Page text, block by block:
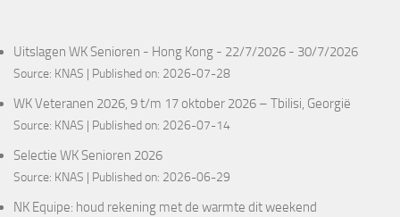
Uitslagen WK Senioren - Hong Kong - 22/7/2026 - 30/7/2026
Source: KNAS Published on: 2026-07-28
WK Veteranen 2026, 9 t/m 17 oktober 2026 – Tbilisi, Georgië
Source: KNAS Published on: 2026-07-14
Selectie WK Senioren 2026
Source: KNAS Published on: 2026-06-29
NK Equipe: houd rekening met de warmte dit weekend